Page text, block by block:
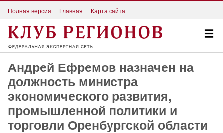
Полная версия Главная Карта сайта
Андрей Ефремов назначен на
должность министра
экономического развития,
промышленной политики и
торговли Оренбургской области